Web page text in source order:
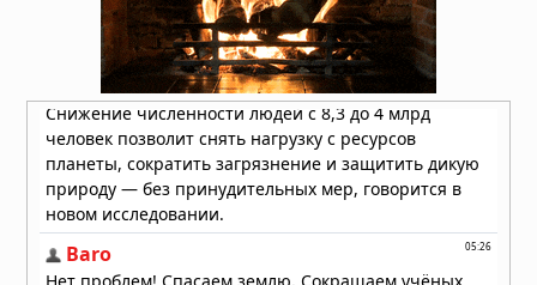
утверждает: загадка куда глубже,
чем просто "инопланетяне!
02.08.2026 в 08:42
В США предложили создать целевую
группу для подготовки общества к
раскрытию информации о
нечеловеческом разуме
01.08.2026 в 09:20